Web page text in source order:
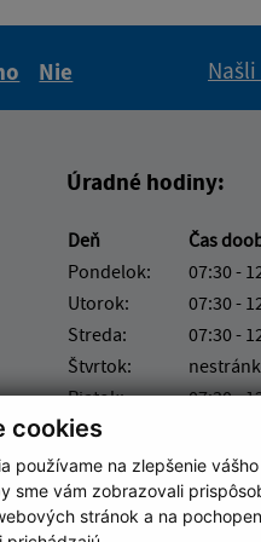
cookies
používame na zlepšenie
sme vám zobrazovali
stránok a na
Nie
Úradné hodiny:
Deň Čas
Pondelok:
07:30 -
Utorok:
07:30 -
Streda:
07:30 -
Štvrtok:
Piatok:
07:30 -
Obedňajšia
Číslo účtu IBAN:
4572